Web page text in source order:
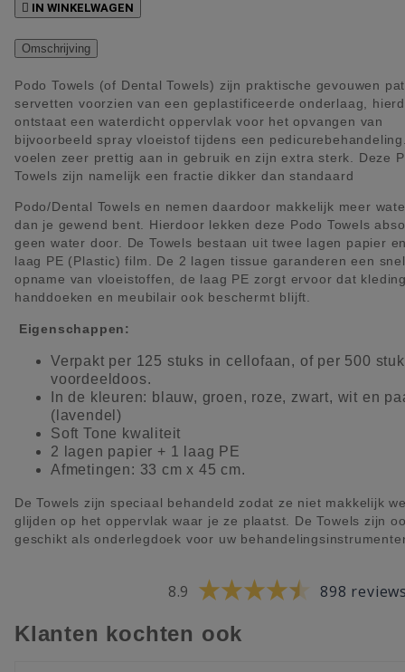
 IN WINKELWAGEN
Omschrijving
Podo Towels (of Dental Towels) zijn praktische gevouwen
servetten voorzien van een geplastificeerde onderlaag,
ontstaat een waterdicht oppervlak voor het opvangen van
bijvoorbeeld spray vloeistof tijdens een
voelen zeer prettig aan in gebruik en zijn extra sterk. Deze
Towels zijn namelijk een fractie dikker dan standaard
Podo/Dental Towels en nemen daardoor makkelijk meer
dan je gewend bent. Hierdoor lekken deze Podo Towels
geen water door. De Towels bestaan uit twee lagen papier
laag PE (Plastic) film. De 2 lagen tissue garanderen een
opname van vloeistoffen, de laag PE zorgt ervoor dat
handdoeken en meubilair ook beschermt blijft.
Eigenschappen:
Verpakt per 125 stuks in cellofaan, of per 500
voordeeldoos.
In de kleuren: blauw, groen, roze, zwart, wit en
(lavendel)
Soft Tone kwaliteit
2 lagen papier + 1 laag PE
Afmetingen: 33 cm x 45 cm.
De Towels zijn speciaal behandeld zodat ze niet makkelijk
glijden op het oppervlak waar je ze plaatst. De Towels zijn
geschikt als onderlegdoek voor uw
8.9 898
Klanten kochten ook